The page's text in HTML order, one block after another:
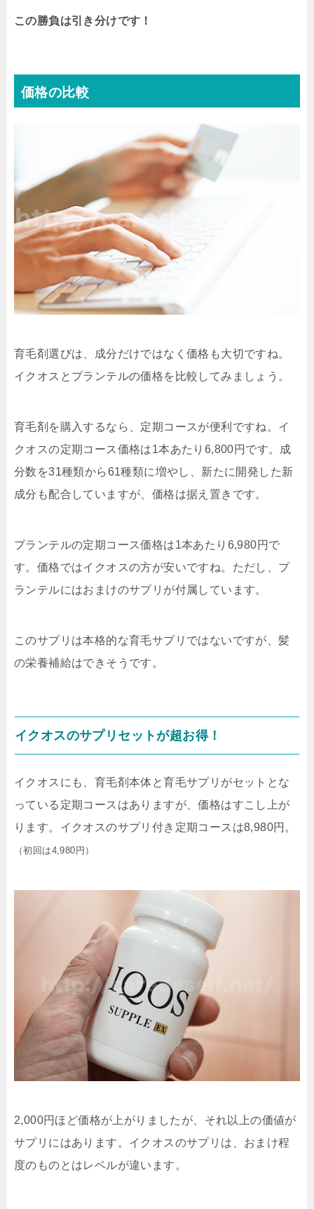
この勝負は引き分けです！
価格の比較
育毛剤選びは、成分だけではなく価格も大切ですね。
イクオスとプランテルの価格を比較してみましょう。
育毛剤を購入するなら、定期コースが便利ですね。イ
クオスの定期コース価格は1本あたり6,800円です。成
分数を31種類から61種類に増やし、新たに開発した新
成分も配合していますが、価格は据え置きです。
プランテルの定期コース価格は1本あたり6,980円で
す。 価格ではイクオスの方が安いですね。ただし、プ
ランテルにはおまけのサプリが付属しています。
このサプリは本格的な育毛サプリではないですが、髪
の栄養補給はできそうです。
イクオスのサプリセットが超お得！
イクオスにも、育毛剤本体と育毛サプリがセットとな
っている定期コースはありますが、価格はすこし上が
ります。イクオスのサプリ付き定期コースは8,980円。
（初回は4,980円）
2,000円ほど価格が上がりましたが、それ以上の価値が
サプリにはあります。イクオスのサプリは、おまけ程
度のものとはレベルが違います。